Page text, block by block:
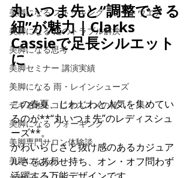
美脚になる ストッキング・フットウエア
美脚になる 足のトラブル解決
美脚になる思考
美脚セミナー 講演実績
美脚になる 雨・レインシューズ
デキるオトコにオススメの靴
美脚になる ウォーキング
美脚専門サロン体験談
美脚になる肌
丸いつま先と“調整できる
紐”が魅力｜Clarks
Cassieで足長シルエット
に
この春夏、じわじわと人気を集めてい
るのが**“丸いつま先”のレディスシュ
ーズ**。
かわいらしさと抜け感のあるカジュア
ルさをあわせ持ち、オン・オフ問わず